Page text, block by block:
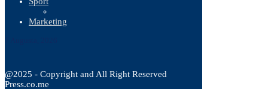
Marketing
@2025 - Copyright and All Right Reserved
Press.co.me